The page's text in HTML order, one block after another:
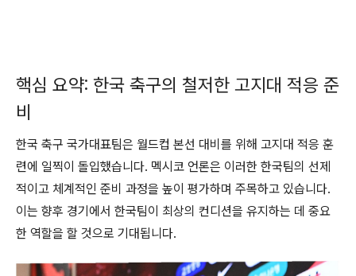
핵심 요약: 한국 축구의 철저한 고지대 적응 준
비
한국 축구 국가대표팀은 월드컵 본선 대비를 위해 고지대 적응 훈
련에 일찍이 돌입했습니다. 멕시코 언론은 이러한 한국팀의 선제
적이고 체계적인 준비 과정을 높이 평가하며 주목하고 있습니다.
이는 향후 경기에서 한국팀이 최상의 컨디션을 유지하는 데 중요
한 역할을 할 것으로 기대됩니다.